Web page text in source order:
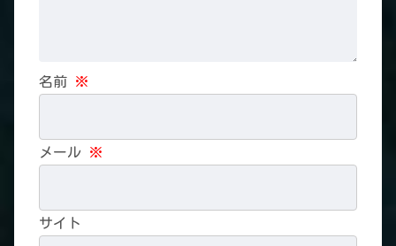
名前 ※
メール ※
サイト